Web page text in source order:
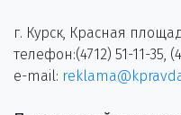
г. Курск, Красная
телефон:(4712) 51-11-35,
e-mail: